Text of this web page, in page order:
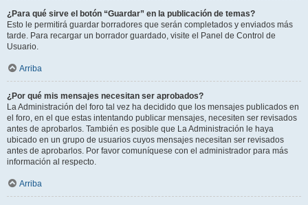
¿Para qué sirve el botón “Guardar” en la publicación de temas?
Esto le permitirá guardar borradores que serán completados y enviados más
tarde. Para recargar un borrador guardado, visite el Panel de Control de
Usuario.
Arriba
¿Por qué mis mensajes necesitan ser aprobados?
La Administración del foro tal vez ha decidido que los mensajes publicados en
el foro, en el que estas intentando publicar mensajes, necesiten ser revisados
antes de aprobarlos. También es posible que La Administración le haya
ubicado en un grupo de usuarios cuyos mensajes necesitan ser revisados
antes de aprobarlos. Por favor comuníquese con el administrador para más
información al respecto.
Arriba